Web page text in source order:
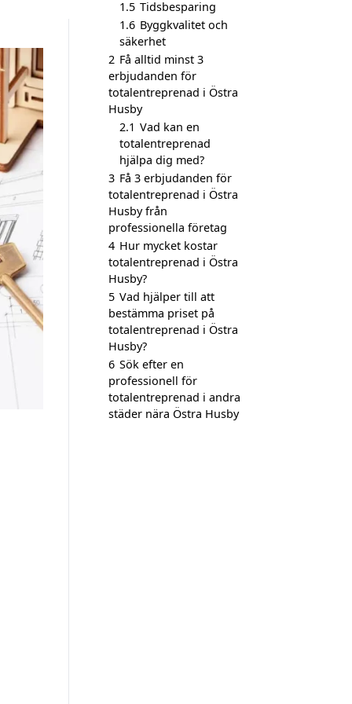
1.5 Tidsbesparing
1.6 Byggkvalitet och
säkerhet
2 Få alltid minst 3
erbjudanden för
totalentreprenad i Östra
Husby
2.1 Vad kan en
totalentreprenad
hjälpa dig med?
3 Få 3 erbjudanden för
totalentreprenad i Östra
Husby från
professionella företag
4 Hur mycket kostar
totalentreprenad i Östra
Husby?
5 Vad hjälper till att
bestämma priset på
totalentreprenad i Östra
Husby?
6 Sök efter en
professionell för
totalentreprenad i andra
städer nära Östra Husby